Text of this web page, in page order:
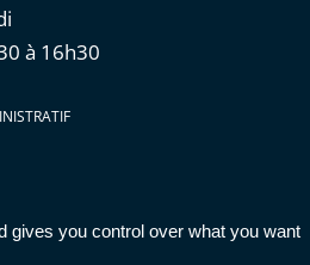
gives you control over what you want
à 16h30
conforme Mentions